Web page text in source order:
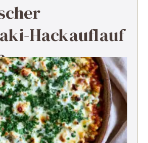
Hackauflauf